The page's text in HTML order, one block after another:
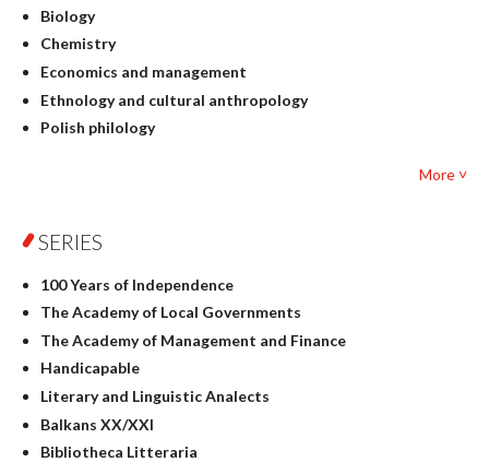
Biology
Chemistry
Economics and management
Ethnology and cultural anthropology
Polish philology
Geography
Linguistics
Judaica
Culture and art
Literary Studies
Mathematics
Pedagogy
Textbooks for foreigners
More ˅
SERIES
100 Years of Independence
The Academy of Local Governments
The Academy of Management and Finance
Handicapable
Literary and Linguistic Analects
Balkans XX/XXI
Bibliotheca Litteraria